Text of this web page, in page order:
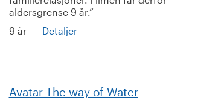
aldersgrense 9 år.
9 år
Detaljer
Avatar The way of Water